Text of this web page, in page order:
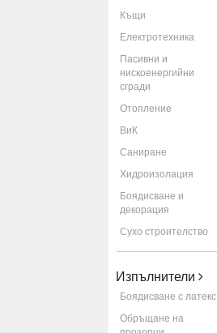
Къщи
Електротехника
Пасивни и
нискоенергийни
сгради
Отопление
ВиК
Саниране
Хидроизолация
Боядисване и
декорация
Сухо строителство
Изпълнители
Боядисване с латекс
Обръщане на